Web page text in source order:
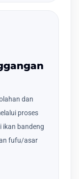
dan
proses
ikan bandeng
fufu/asar